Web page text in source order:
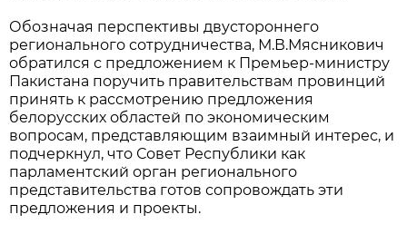
Обозначая перспективы двустороннего
регионального сотрудничества, М.В.Мясникович
обратился с предложением к Премьер-министру
Пакистана поручить правительствам провинций
принять к рассмотрению предложения
белорусских областей по экономическим
вопросам, представляющим взаимный интерес, и
подчеркнул, что Совет Республики как
парламентский орган регионального
представительства готов сопровождать эти
предложения и проекты.